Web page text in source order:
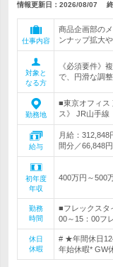
情報更新日：2026/08/07
仕事内容
商品企画部の
ンナップ拡大
対象と
なる方
《必須要件》
で、円滑な調
勤務地
■東京オフィス
ス》 JR山手線
給与
月給：
間分／66,848
初年度
年収
400万円～500
勤務
時間
■フレックスタ
00～15：00フ
休日
休暇
# ★年間休日
年始休暇*